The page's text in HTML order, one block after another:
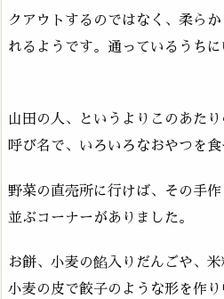
クアウトするのではなく、柔ら
れるようです。通っているうちに
山田の人、というよりこのあた
呼び名で、いろいろなおやつを食
野菜の直売所に行けば、その手
並ぶコーナーがありました。
お餅、小麦の餡入りだんごや、米
小麦の皮で餃子のような形を作